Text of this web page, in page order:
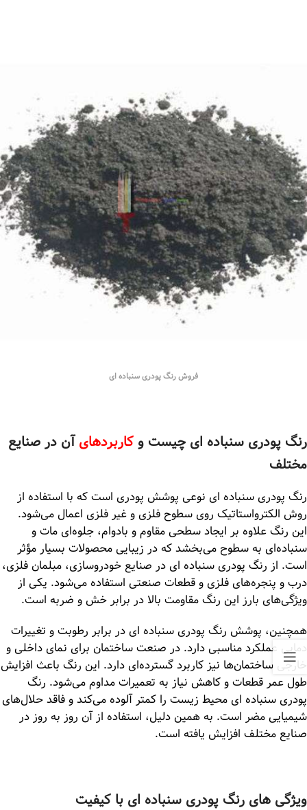
فروش رنگ پودری سنباده ای
رنگ پودری سنباده ای چیست وکاربردهایآن در صنایع
مختلف
رنگ پودری سنباده ای نوعی پوشش پودری است که با استفاده از
روش الکترواستاتیک روی سطوح فلزی و غیر فلزی اعمال می‌شود.
این رنگ علاوه بر ایجاد سطحی مقاوم و بادوام، جلوه‌ای مات و
سنباده‌ای به سطوح می‌بخشد که در زیبایی محصولات بسیار مؤثر
است. از رنگ پودری سنباده ای در صنایع خودروسازی، مبلمان فلزی،
درب و پنجره‌های فلزی و قطعات صنعتی استفاده می‌شود. یکی از
ویژگی‌های بارز این رنگ مقاومت بالا در برابر خش و ضربه است.
همچنین، پوشش رنگ پودری سنباده ای در برابر رطوبت و تغییرات
دمایی عملکرد مناسبی دارد. در صنعت ساختمان برای نمای داخلی و
خارجی ساختمان‌ها نیز کاربرد گسترده‌ای دارد. این رنگ باعث افزایش
طول عمر قطعات و کاهش نیاز به تعمیرات مداوم می‌شود. رنگ
پودری سنباده ای محیط زیست را کمتر آلوده می‌کند و فاقد حلال‌های
شیمیایی مضر است. به همین دلیل، استفاده از آن روز به روز در
صنایع مختلف افزایش یافته است.
ویژگی‌ های رنگ پودری سنباده ای با کیفیت